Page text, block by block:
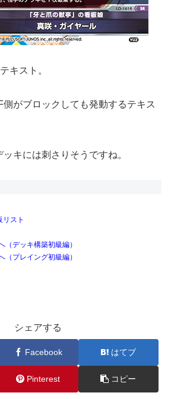
キスト。
がブロックしても発動するテキス
キには刺さりそうですね。
スト
（デッキ構築初級編）
（プレイング初級編）
シェアする
Facebook はてブ
Pinterest コピー